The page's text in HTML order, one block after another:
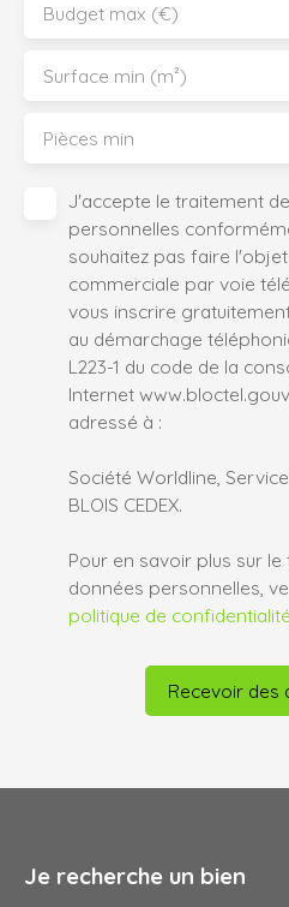
Budget max (€)
Surface min (m²)
Pièces min
J'accepte le traitement
personnelles
souhaitez pas faire
commerciale par voie
vous inscrire
au démarchage
L223-1 du code de la
Internet
adressé à :
Société Worldline, Service
BLOIS CEDEX.
Pour en savoir plus sur
données personnelles,
politique de confidentialité
Recevoir des
Je recherche un bien